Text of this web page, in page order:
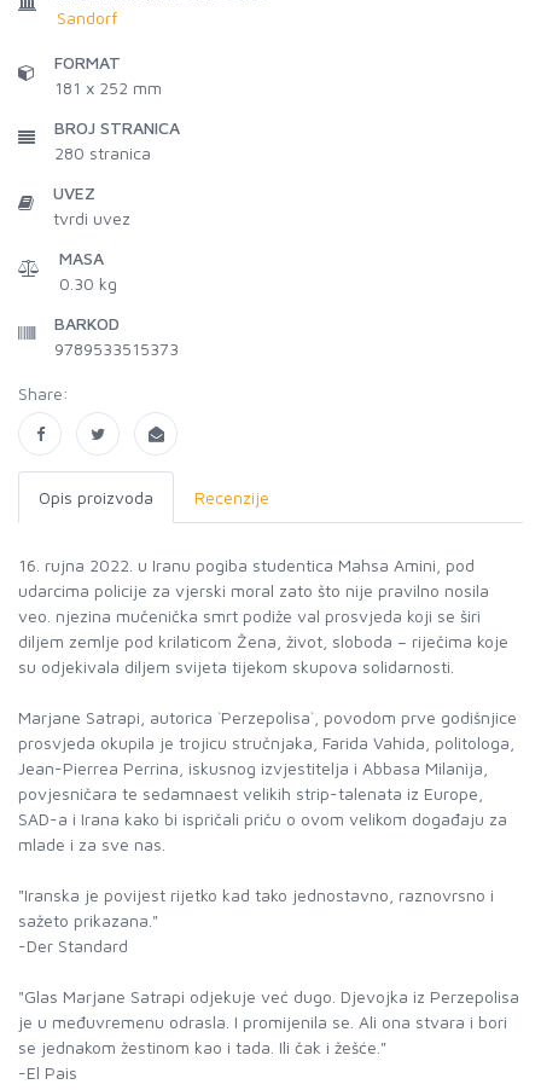
Sandorf
FORMAT
181 x 252 mm
BROJ STRANICA
280 stranica
UVEZ
tvrdi uvez
MASA
0.30 kg
BARKOD
9789533515373
Share:
Opis proizvoda Recenzije
16. rujna 2022. u Iranu pogiba studentica Mahsa Amini, pod
udarcima policije za vjerski moral zato što nije pravilno nosila
veo. njezina mučenička smrt podiže val prosvjeda koji se širi
diljem zemlje pod krilaticom Žena, život, sloboda – riječima koje
su odjekivala diljem svijeta tijekom skupova solidarnosti.
Marjane Satrapi, autorica `Perzepolisa`, povodom prve godišnjice
prosvjeda okupila je trojicu stručnjaka, Farida Vahida, politologa,
Jean-Pierrea Perrina, iskusnog izvjestitelja i Abbasa Milanija,
povjesničara te sedamnaest velikih strip-talenata iz Europe,
SAD-a i Irana kako bi ispričali priču o ovom velikom događaju za
mlade i za sve nas.
"Iranska je povijest rijetko kad tako jednostavno, raznovrsno i
sažeto prikazana."
-Der Standard
"Glas Marjane Satrapi odjekuje već dugo. Djevojka iz Perzepolisa
je u međuvremenu odrasla. I promijenila se. Ali ona stvara i bori
se jednakom žestinom kao i tada. Ili čak i žešće."
-El Pais